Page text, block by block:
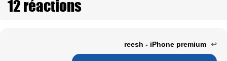
12 réactions
reesh - iPhone premium ↩